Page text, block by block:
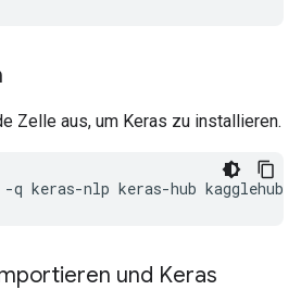
Zelle aus, um Keras zu installieren.
-q keras-nlp keras-hub kagglehub
und Keras